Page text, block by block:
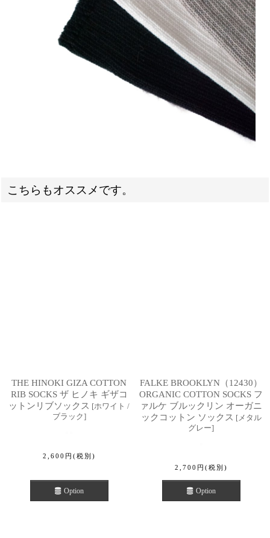
こちらもオススメです。
THE HINOKI GIZA COTTON
RIB SOCKS ザ ヒノキ ギザコ
ットンリブソックス [ホワイト /
ブラック]
2,600 円 (税別)
Option
FALKE BROOKLYN（12430）
ORGANIC COTTON SOCKS フ
ァルケ ブルックリン オーガニ
ックコットン ソックス [メタル
グレー]
2,700 円 (税別)
Option